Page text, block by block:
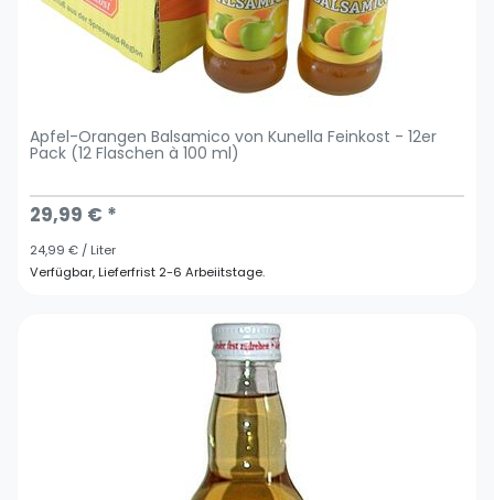
Apfel-Orangen Balsamico von Kunella Feinkost - 12er
Pack (12 Flaschen à 100 ml)
29,99 € *
24,99 € / Liter
Verfügbar, Lieferfrist 2-6 Arbeiitstage.